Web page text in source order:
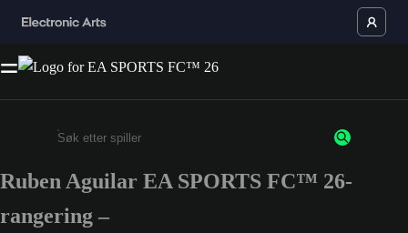
Enter a minimum of 3 characters or numbers
Ruben Aguilar EA SPORTS FC™ 26-
rangering –